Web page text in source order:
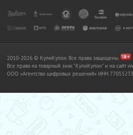
2010-2026 © КупиКупон. Все права защищены.
Все права на товарный знак "КупиКупон" и на сайт
OOO «Агентство цифровых решений» ИНН